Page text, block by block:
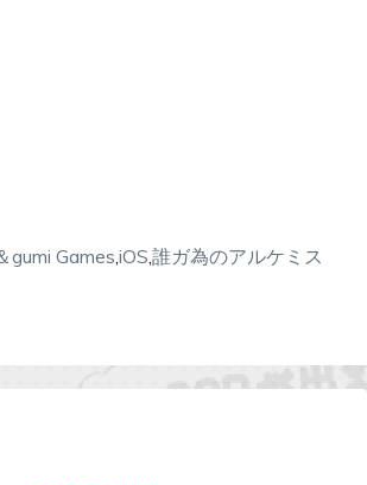
gumi Games,iOS,誰ガ為のアルケミス